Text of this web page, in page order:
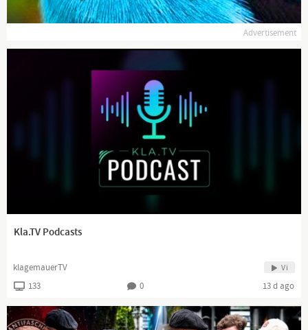
https://twitter.com/HallMack2
https://vk.com/hallmack
Horst Hallmackenreuter
Falls sich irgendjemand beleidigt fühlt, bitte ich um
Entschuldigung! Art. 5 III Satz 1 GG, Kunst- und
Advertisement
Kla.TV Podcasts
klagemauerTV Vi
133 0 13 d ago